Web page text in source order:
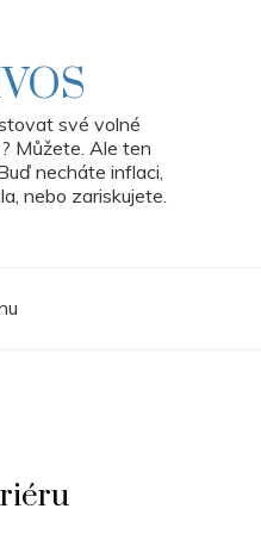
své volné
Můžete. Ale ten
necháte inflaci,
nebo zariskujete.